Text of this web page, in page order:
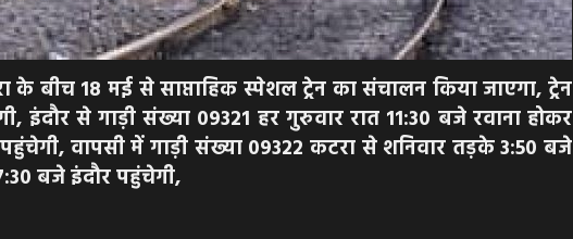
के बीच 18 मई से साप्ताहिक स्पेशल ट्रेन का संचालन किया जाएगा, ट्रेन
से गाड़ी संख्या 09321 हर गुरुवार रात 11:30 बजे रवाना होकर
वापसी में गाड़ी संख्या 09322 कटरा से शनिवार तड़के 3:50 बजे
बजे इंदौर पहुंचेगी,